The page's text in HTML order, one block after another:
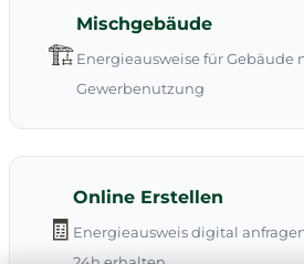
🏗️
Mischgebäude
Energieausweise für Gebäude
Gewerbenutzung
🧾
Online Erstellen
Energieausweis digital